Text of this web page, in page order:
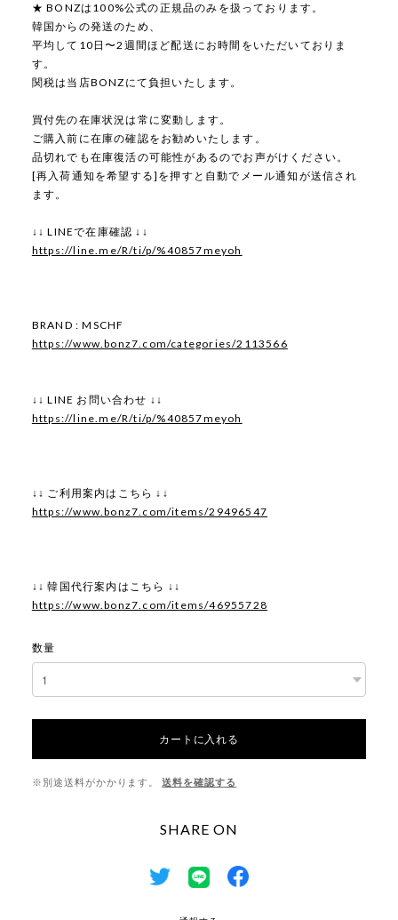
★ BONZは100%公式の正規品のみを扱っております。
韓国からの発送のため、
平均して10日〜2週間ほど配送にお時間をいただいておりま
す。
関税は当店BONZにて負担いたします。
買付先の在庫状況は常に変動します。
ご購入前に在庫の確認をお勧めいたします。
品切れでも在庫復活の可能性があるのでお声がけください。
[再入荷通知を希望する]を押すと自動でメール通知が送信され
ます。
↓↓ LINEで在庫確認 ↓↓
https://line.me/R/ti/p/%40857meyoh
BRAND : MSCHF
https://www.bonz7.com/categories/2113566
↓↓ LINE お問い合わせ ↓↓
https://line.me/R/ti/p/%40857meyoh
↓↓ ご利用案内はこちら ↓↓
https://www.bonz7.com/items/29496547
↓↓ 韓国代行案内はこちら ↓↓
https://www.bonz7.com/items/46955728
数量
カートに入れる
※別途送料がかかります。 送料を確認する
SHARE ON